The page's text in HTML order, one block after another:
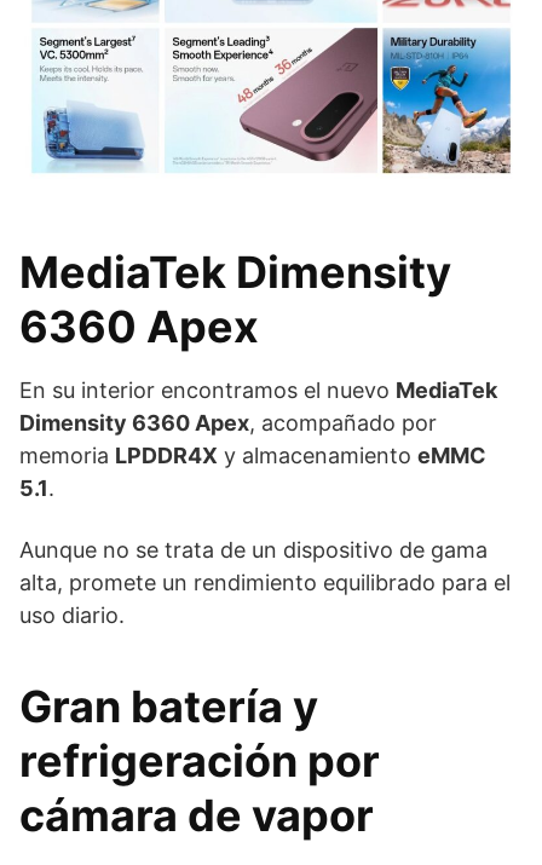
MediaTek Dimensity
6360 Apex
En su interior encontramos el nuevo MediaTek
Dimensity 6360 Apex, acompañado por
memoria LPDDR4X y almacenamiento eMMC
5.1.
Aunque no se trata de un dispositivo de gama
alta, promete un rendimiento equilibrado para el
uso diario.
Gran batería y
refrigeración por
cámara de vapor